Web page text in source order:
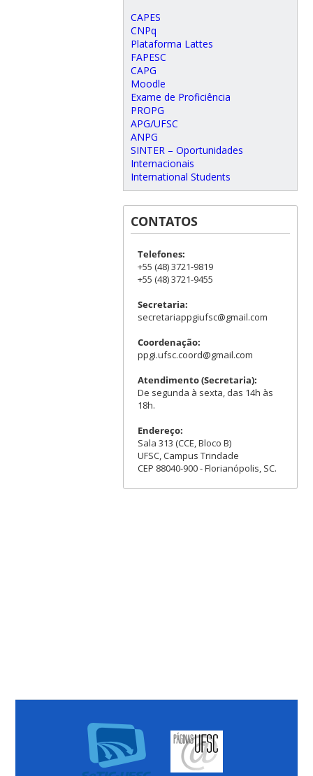
CAPES
CNPq
Plataforma Lattes
FAPESC
CAPG
Moodle
Exame de Proficiência
PROPG
APG/UFSC
ANPG
SINTER – Oportunidades
Internacionais
International Students
CONTATOS
Telefones:
+55 (48) 3721-9819
+55 (48) 3721-9455
Secretaria:
secretariappgiufsc@gmail.com
Coordenação:
ppgi.ufsc.coord@gmail.com
Atendimento (Secretaria):
De segunda à sexta, das 14h às
18h.
Endereço:
Sala 313 (CCE, Bloco B)
UFSC, Campus Trindade
CEP 88040-900 - Florianópolis, SC.